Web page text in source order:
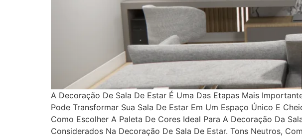
A Decoração De Sala De Estar É Uma Das Etapas Mais
Pode Transformar Sua Sala De Estar Em Um Espaço Único E
Como Escolher A Paleta De Cores Ideal Para A Decoração Da
Considerados Na Decoração De Sala De Estar. Tons Neutros,